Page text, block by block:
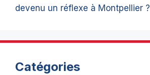
devenu un réflexe à Montpellier ?
Catégories